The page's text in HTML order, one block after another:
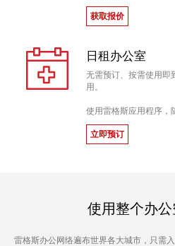
获取报价
日租办公室
无需预订、按需使用即
用。
使用雷格斯应用程序，
立即预订
使用整个办
雷格斯办公网络遍布世界各大城市，只需